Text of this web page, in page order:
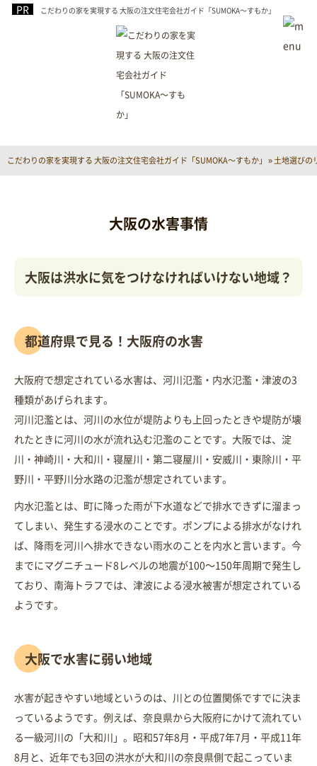
こだわりの家を実現する 大阪の注文住宅会社ガイド「SUMOKA～すもか」
こだわりの家を実現する 大阪の注文住宅会社ガイド「SUMOKA～すもか」 »土地選びの
大阪の水害事情
大阪は洪水に気をつけなければいけない地域？
都道府県で見る！大阪府の水害
大阪府で想定されている水害は、河川氾濫・内水氾濫・津波の3
種類があげられます。
河川氾濫とは、河川の水位が堤防よりも上回ったときや堤防が壊
れたときに河川の水が流れ込む氾濫のことです。大阪では、淀
川・神崎川・大和川・寝屋川・第二寝屋川・安威川・東除川・平
野川・平野川分水路の氾濫が想定されています。
内水氾濫とは、町に降った雨が下水道などで排水できずに溜まっ
てしまい、発生する浸水のことです。ポンプによる排水がなけれ
ば、降雨を河川へ排水できない雨水のことを内水と言います。今
までにマグニチュード8レベルの地震が100～150年周期で発生し
ており、南海トラフでは、津波による浸水被害が想定されている
ようです。
大阪で水害に弱い地域
水害が起きやすい地域というのは、川との位置関係ですでに決ま
っているようです。例えば、奈良県から大阪府にかけて流れてい
る一級河川の「大和川」。昭和57年8月・平成7年7月・平成11年
8月と、近年でも3回の洪水が大和川の奈良県側で起こっていま